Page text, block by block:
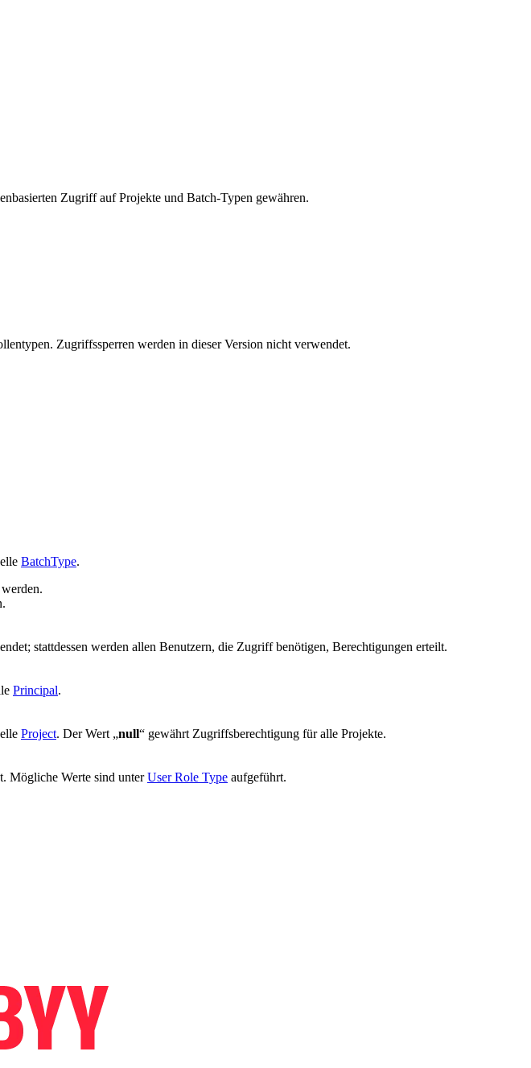
Zugriff auf Projekte und Batch-Typen gewähren.
Zugriffssperren werden in dieser Version nicht verwendet.
BatchType.
stattdessen werden allen Benutzern, die Zugriff benötigen, Berechtigungen erteilt.
Principal.
Project. Der Wert „null“ gewährt Zugriffsberechtigung für alle Projekte.
Mögliche Werte sind unterUser Role Type aufgeführt.